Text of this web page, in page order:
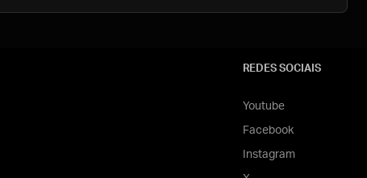
REDES SOCIAIS
Youtube
Facebook
Instagram